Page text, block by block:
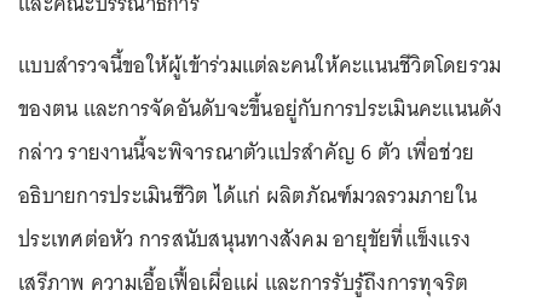
แบบสำรวจนี้ขอให้ผู้เข้าร่วมแต่ละคนให้คะแนนชีวิตโดยรวม
ของตน และการจัดอันดับจะขึ้นอยู่กับการประเมินคะแนนดัง
กล่าว รายงานนี้จะพิจารณาตัวแปรสำคัญ 6 ตัว เพื่อช่วย
อธิบายการประเมินชีวิต ได้แก่ ผลิตภัณฑ์มวลรวมภายใน
ประเทศต่อหัว การสนับสนุนทางสังคม อายุขัยที่แข็งแรง
เสรีภาพ ความเอื้อเฟื้อเผื่อแผ่ และการรับรู้ถึงการทุจริต